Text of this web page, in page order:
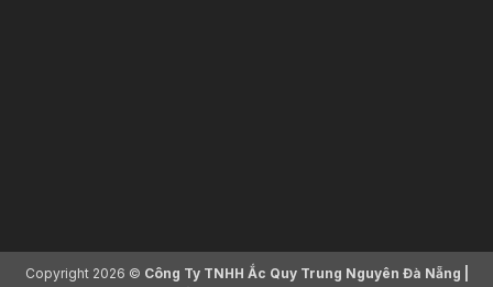
Copyright 2026 © Công Ty TNHH Ắc Quy Trung Nguyên Đà Nẵng |